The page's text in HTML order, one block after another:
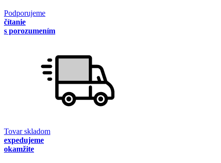
Podporujeme
čítanie
s porozumením
Tovar skladom
expedujeme
okamžite